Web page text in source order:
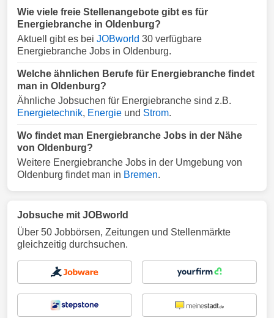
Wie viele freie Stellenangebote gibt es für
Energiebranche in Oldenburg?
Aktuell gibt es bei JOBworld 30 verfügbare
Energiebranche Jobs in Oldenburg.
Welche ähnlichen Berufe für Energiebranche findet
man in Oldenburg?
Ähnliche Jobsuchen für Energiebranche sind z.B.
Energietechnik, Energie und Strom.
Wo findet man Energiebranche Jobs in der Nähe
von Oldenburg?
Weitere Energiebranche Jobs in der Umgebung von
Oldenburg findet man in Bremen.
Jobsuche mit JOBworld
Über 50 Jobbörsen, Zeitungen und Stellenmärkte
gleichzeitig durchsuchen.